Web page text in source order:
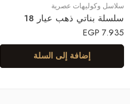
سلاسل وكوليهات عصرية
سلسلة بناتي ذهب عيار 18
7.935
EGP
إضافة إلى السلة